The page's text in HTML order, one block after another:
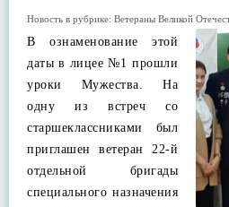
Новость в рубрике: Ветераны Великой
В ознаменование этой
даты в лицее №1 прошли
уроки Мужества. На
одну из встреч со
старшеклассниками был
приглашен ветеран 22-й
отдельной бригады
специального назначения